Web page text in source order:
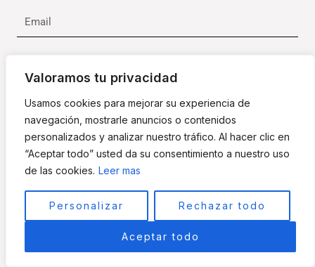
Valoramos tu privacidad
Usamos cookies para mejorar su experiencia de
navegación, mostrarle anuncios o contenidos
personalizados y analizar nuestro tráfico. Al hacer clic en
“Aceptar todo” usted da su consentimiento a nuestro uso
de las cookies. Leer mas
Personalizar Rechazar todo
Aceptar todo
Email
DatosHe Leído Y Acepto Los
Doy Mi Consentimiento A Odayaka School Para Atender
Las Peticiones Solicitadas En El Formulario Y Recibir
Comunicaciones Comerciales Electrónicas De Sus